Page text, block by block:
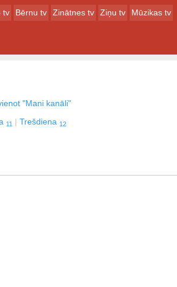
tv Bērnu tv Zinātnes tv Ziņu tv Mūzikas tv
"Mani kanāli"
11 Trešdiena 12